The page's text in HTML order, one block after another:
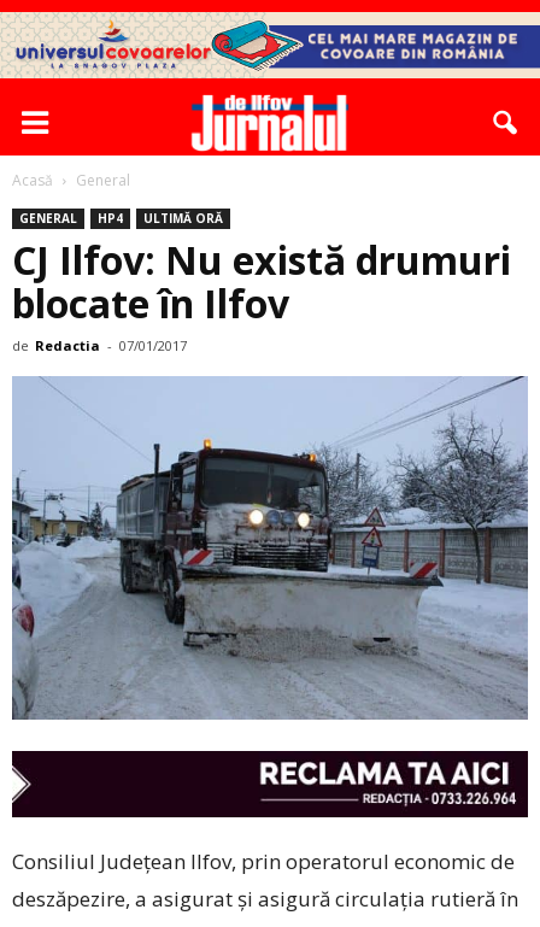
Acasă General
GENERAL HP4 ULTIMĂ ORĂ
CJ Ilfov: Nu există drumuri
blocate în Ilfov
de Redactia - 07/01/2017
Consiliul Județean Ilfov, prin operatorul economic de
deszăpezire, a asigurat și asigură circulația rutieră în